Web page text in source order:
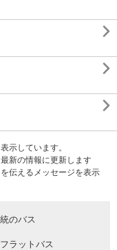



示しています。
新の情報に更新します
伝えるメッセージを表示
のバス
ラットバス